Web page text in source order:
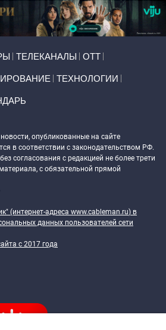
ТЕЛЕКАНАЛЫ ОТТ
ТЕХНОЛОГИИ
опубликованные на сайте
в соответствии с законодательством РФ.
согласования с редакцией не более трети
с обязательной прямой
(интернет-адреса www.cableman.ru) в
данных пользователей сети
c 2017 года